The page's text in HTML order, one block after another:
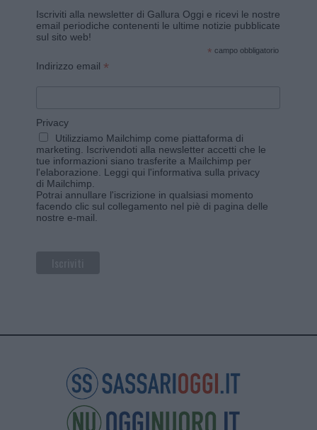
Iscriviti alla newsletter di Gallura Oggi e ricevi le nostre
email periodiche contenenti le ultime notizie pubblicate
sul sito web!
* campo obbligatorio
Indirizzo email *
Privacy
Utilizziamo Mailchimp come piattaforma di
marketing. Iscrivendoti alla newsletter accetti che le
tue informazioni siano trasferite a Mailchimp per
l'elaborazione. Leggi qui l'informativa sulla privacy
di Mailchimp
Potrai annullare l'iscrizione in qualsiasi momento
facendo clic sul collegamento nel piè di pagina delle
nostre e-mail.